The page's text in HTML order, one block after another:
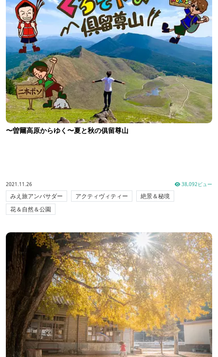
〜曽爾高原からゆく〜夏と秋の俱留尊山
2021.11.26 38,092ビュー
みえ旅アンバサダー アクティヴィティー
絶景＆秘境
花＆自然＆公園